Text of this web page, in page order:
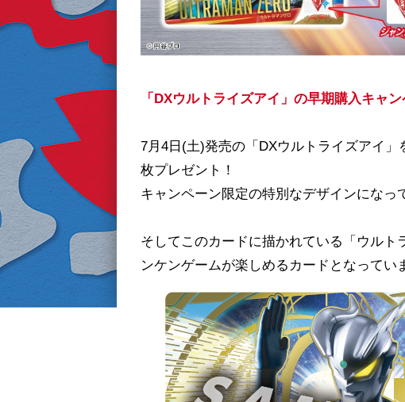
「DXウルトライズアイ」の早期購入キャ
7月4日(土)発売の「DXウルトライズアイ
枚プレゼント！
キャンペーン限定の特別なデザインになっ
そしてこのカードに描かれている「ウル
ンケンゲームが楽しめるカードとなってい